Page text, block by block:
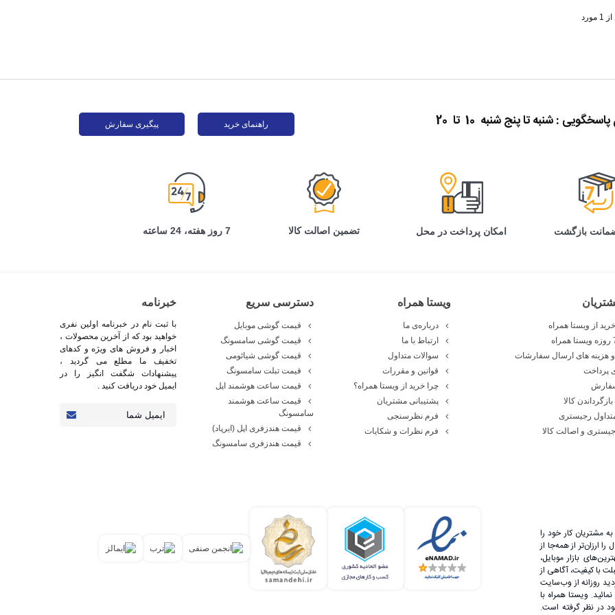
: شنبه تا پنج شنبه 10 تا 20 راهنمای خرید پیگیری سفارش
امکان پرداخت در محل تضمین اصالت کالا 7 روز هفته، 24 ساعته
از ویستا همراه
هزینه های ارسال سفارشات
پرداخت
کالا
رجیستری
و اصالت کالا
ویستا همراه
درباره‌ی ما
ارتباط با ما
سوالات متداول
قوانین و مقررات
چرا خرید از ویستا همراه؟
پشتیبانی مشتریان
فرم نظرسنجی
فرم نظرات و شکایات
دسترسی سریع
قیمت گوشی موبایل
قیمت گوشی سامسونگ
قیمت گوشی شیائومی
قیمت تبلت سامسونگ
قیمت ساعت هوشمند اپل
قیمت ساعت هوشمند
سامسونگ
قیمت هندزفری اپل (ایرپاد)
قیمت هندزفری سامسونگ
خبرنامه
با ثبت نام در خبرنامه اولین نفری
خواهید بود که از آخرین محصولات ،
اخبار و فروش های ویژه و کدهای
تخفیف ما مطلع می گردید ،
پیشنهادات شگفت انگیز را در
ایمیل خود دریافت کنید .
مشتریان کار خود را
ارزان‌تر از همه‌جا از
بازار موبایل،
با کیفیت، آگاهی از
روزانه از وب‌سایت
ویستا همراه با
در نظر گرفته است.